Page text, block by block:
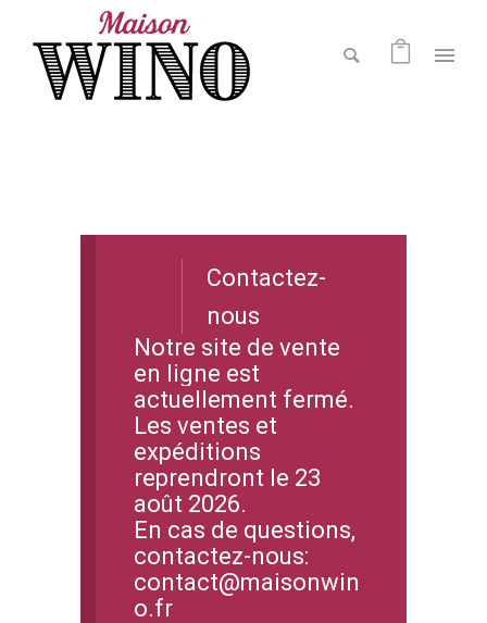
Contactez-
nous
Notre site de vente
en ligne est
actuellement fermé.
Les ventes et
expéditions
reprendront le 23
août 2026.
En cas de questions,
contactez-nous:
contact@maisonwin
o.fr